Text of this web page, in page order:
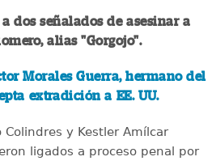
dos señalados de asesinar a
alias "Gorgojo".
Morales Guerra, hermano del
extradición a EE. UU.
Colindres y Kestler Amílcar
ligados a proceso penal por